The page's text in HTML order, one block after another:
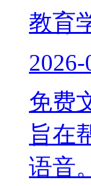
教育
免费
旨在
语音